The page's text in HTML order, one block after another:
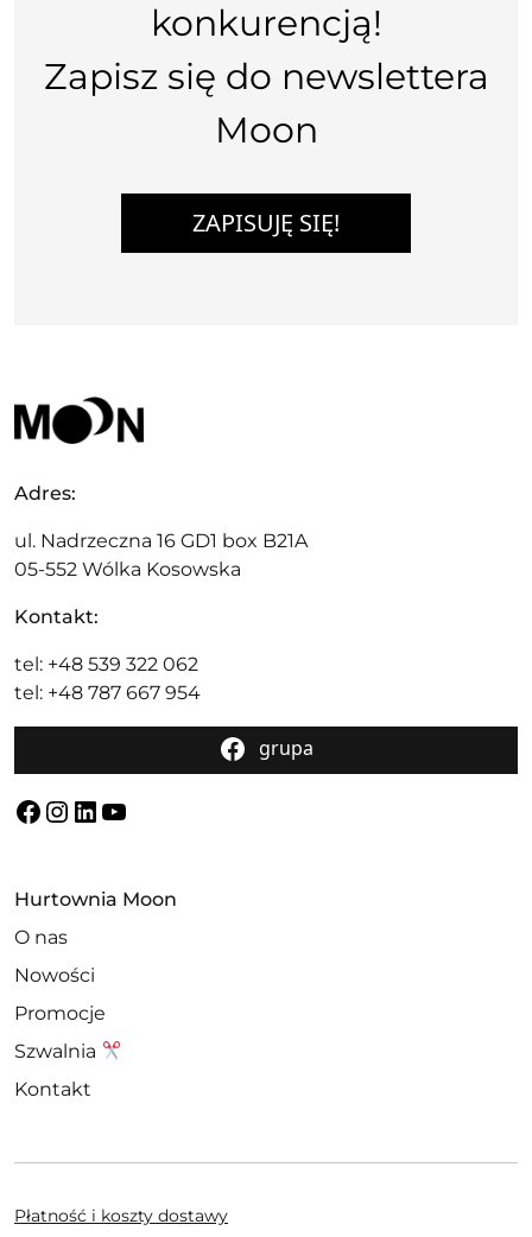
konkurencją!
Zapisz się do newslettera
Moon
ZAPISUJĘ SIĘ!
Adres:
ul. Nadrzeczna 16 GD1 box B21A
05-552 Wólka Kosowska
Kontakt:
tel: +48 539 322 062
tel: +48 787 667 954
grupa
Facebook
Instagram
LinkedIn
YouTube
Hurtownia Moon
O nas
Nowości
Promocje
Szwalnia
Kontakt
Płatność i koszty dostawy